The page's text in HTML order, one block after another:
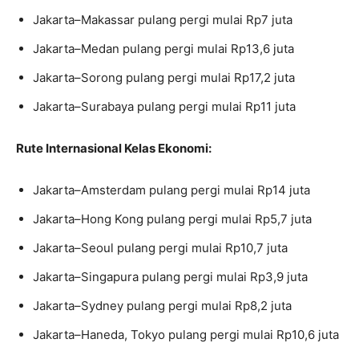
Jakarta–Makassar pulang pergi mulai Rp7 juta
Jakarta–Medan pulang pergi mulai Rp13,6 juta
Jakarta–Sorong pulang pergi mulai Rp17,2 juta
Jakarta–Surabaya pulang pergi mulai Rp11 juta
Rute Internasional Kelas Ekonomi:
Jakarta–Amsterdam pulang pergi mulai Rp14 juta
Jakarta–Hong Kong pulang pergi mulai Rp5,7 juta
Jakarta–Seoul pulang pergi mulai Rp10,7 juta
Jakarta–Singapura pulang pergi mulai Rp3,9 juta
Jakarta–Sydney pulang pergi mulai Rp8,2 juta
Jakarta–Haneda, Tokyo pulang pergi mulai Rp10,6 juta